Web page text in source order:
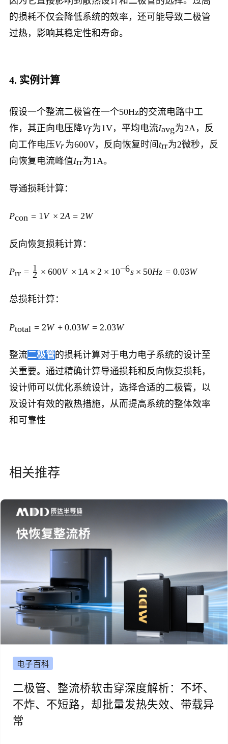
的损耗不仅会降低系统的效率，还可能导致二极管
过热，影响其稳定性和寿命。
4. 实例计算
假设一个整流二极管在一个50Hz的交流电路中工
作，其正向电压降Vf 为1V，平均电流Iavg为2A，反
向工作电压Vr为600V，反向恢复时间trr为2微秒，反
向恢复电流峰值Irr为1A。
导通损耗计算：
Pcon = 1V × 2A = 2W
反向恢复损耗计算：
Prr = 2
1 × 600V × 1A × 2 × 10−6s × 50Hz = 0.03W
总损耗计算：
Ptotal = 2W + 0.03W = 2.03W
整流二极管的损耗计算对于电力电子系统的设计至
关重要。通过精确计算导通损耗和反向恢复损耗，
设计师可以优化系统设计，选择合适的二极管，以
及设计有效的散热措施，从而提高系统的整体效率
和可靠性
相关推荐
电子百科
二极管、整流桥软击穿深度解析：不坏、
不炸、不短路，却批量发热失效、带载异
常